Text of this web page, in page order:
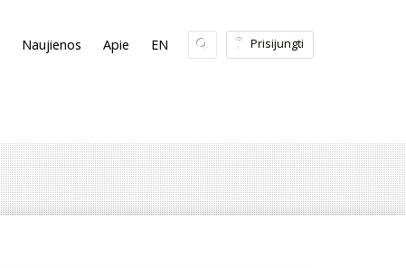
Prisijungti
Naujienos Apie EN